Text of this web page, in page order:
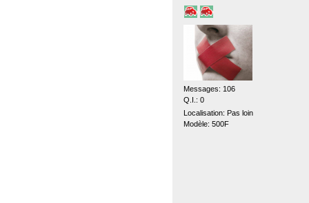
Messages: 106
Q.I.: 0
Localisation: Pas loin
Modèle: 500F